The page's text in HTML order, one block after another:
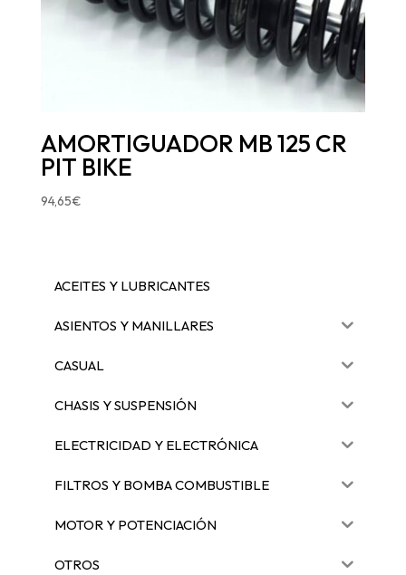
AMORTIGUADOR MB 125 CR
PIT BIKE
94,65€
ACEITES Y LUBRICANTES
ASIENTOS Y MANILLARES
CASUAL
CHASIS Y SUSPENSIÓN
ELECTRICIDAD Y ELECTRÓNICA
FILTROS Y BOMBA COMBUSTIBLE
MOTOR Y POTENCIACIÓN
OTROS